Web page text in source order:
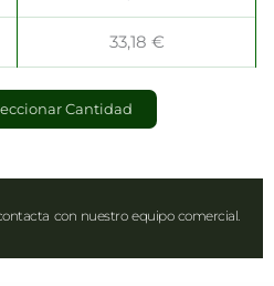
33,18 €
Cantidad
con nuestro equipo comercial.